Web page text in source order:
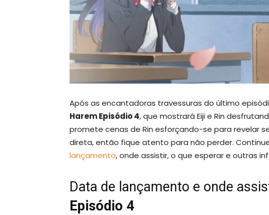
Após as encantadoras travessuras do último
Harem Episódio 4, que mostrará Eiji e Rin
promete cenas de Rin esforçando-se para revelar
direta, então fique atento para não perder.
lançamento, onde assistir, o que esperar e outras
Data de lançamento e onde
Episódio 4